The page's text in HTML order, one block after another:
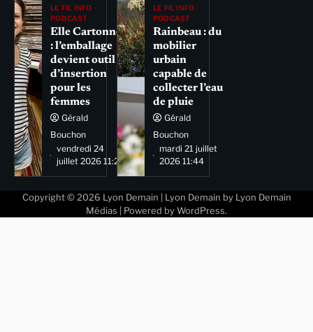
LE FIL INFO
PODCAST
Elle Cartonne
: l’emballage
devient outil
d’insertion
pour les
femmes
Gérald
Bouchon
vendredi 24
juillet 2026 11:29
LE FIL INFO
PODCAST
Rainbeau : du
mobilier
urbain
capable de
collecter l’eau
de pluie
Gérald
Bouchon
mardi 21 juillet
2026 11:44
Copyright © 2026 Lyon Demain | Lyon Demain by Lyon Demain
Médias | Powered by WordPress.